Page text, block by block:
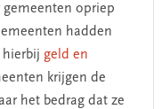
gemeenten opriep
hadden
hierbij geld en
krijgen de
het bedrag dat ze